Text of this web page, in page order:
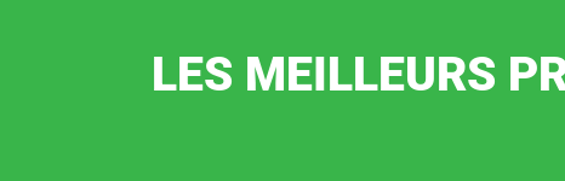
LES MEILLEURS